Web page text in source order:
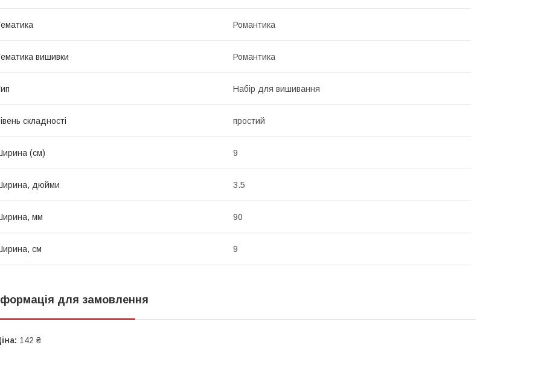
Романтика
вишивки Романтика
Набір для вишивання
складності простий
(см) 9
дюйми 3.5
мм 90
см 9
для замовлення
142 ₴